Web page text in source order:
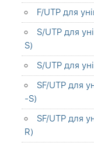
F/UTP для
S/UTP для
S)
S/UTP для
SF/UTP для
-S)
SF/UTP для
R)